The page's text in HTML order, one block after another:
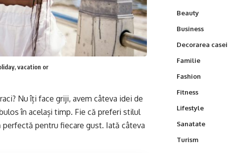
vacation or
Nu îți face griji, avem câteva idei de
în același timp. Fie că preferi stilul
pentru fiecare gust. Iată câteva
Beauty
Business
Decorarea casei
Familie
Fashion
Fitness
Lifestyle
Sanatate
Turism